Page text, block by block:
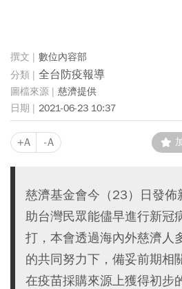
數位內容部
全台防疫報導
慈濟提供
2021-06-23 10:37
+A -A
慈濟基金會今（23）日發佈
助台灣民眾能儘早進行新冠
打，本會透過海內外慈濟人
的共同努力下，備妥前期相
在疫苗採購來源上獲得初步